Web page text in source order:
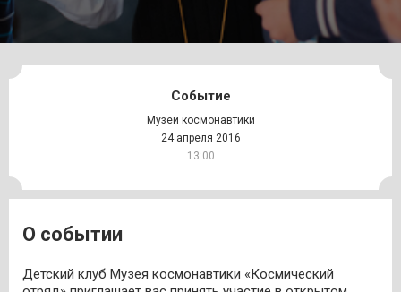
Событие
Музей космонавтики
24 апреля 2016
13:00
О событии
Детский клуб Музея космонавтики «Космический